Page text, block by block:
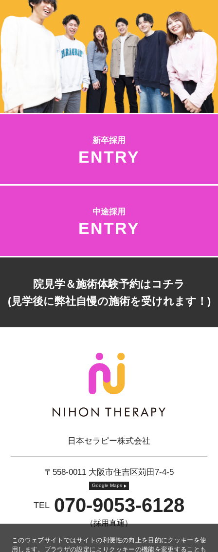
新卒採用
ENTRY
中途採用
ENTRY
院見学＆施術体験予約はコチラ
(見学後に弊社自慢の施術を受けれます！)
日本セラピー株式会社
〒558-0011 大阪市住吉区苅田7-4-5
Google Maps
TEL 070-9053-6128
（採用直通）
このウェブサイトではサイトの利便性の向上を目的にクッキーを使
用します。ブラウザの設定によりクッキーの機能を変更することも